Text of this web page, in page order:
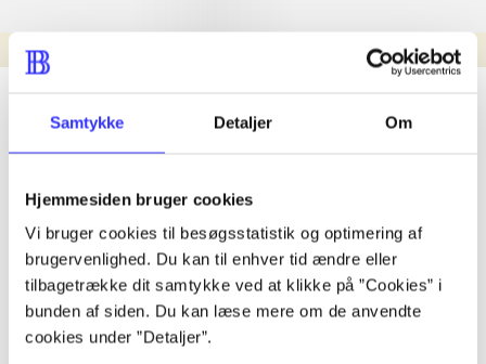
Samtykke Detaljer Om
Hjemmesiden bruger cookies
Vi bruger cookies til besøgsstatistik og optimering af
brugervenlighed. Du kan til enhver tid ændre eller
tilbagetrække dit samtykke ved at klikke på ”Cookies” i
bunden af siden. Du kan læse mere om de anvendte
cookies under ”Detaljer”.
Nyhed
lorem ipsum dolor sit amet ...
lorem ipsum dolor sit amet ...
lorem ipsum dolor sit amet ...
lorem ipsum dolor sit amet ...
lorem ipsum dolor sit amet ...
lorem ipsum dolor sit amet ...